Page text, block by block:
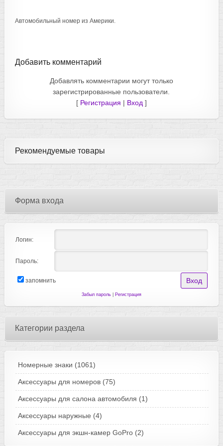
Автомобильный номер из Америки.
Добавить комментарий
Добавлять комментарии могут только
зарегистрированные пользователи.
[ Регистрация | Вход ]
Рекомендуемые товары
Форма входа
Логин:
Пароль:
запомнить
Забыл пароль| Регистрация
Категории раздела
Номерные знаки (1061)
Аксессуары для номеров (75)
Аксессуары для салона автомобиля (1)
Аксессуары наружные (4)
Аксессуары для экшн-камер GoPro (2)